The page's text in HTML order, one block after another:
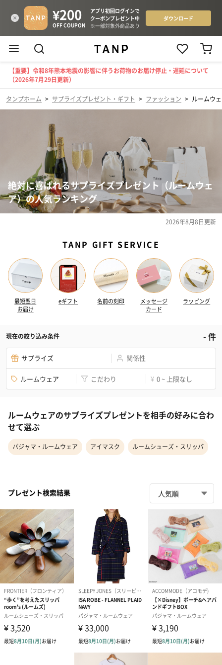
【重要】令和8年熊本地震の影響に伴うお荷物のお届け停止・遅延について
（2026年7月29日更新）
タンプホーム > サプライズプレゼント・ギフト > ファッション > ルームウ
絶対に喜ばれるサプライズプレゼント（ルームウェ
ア）の人気ランキング
2026年8月8日更新
TANP GIFT SERVICE
最短翌日
お届け
eギフト 名前の刻印
メッセージ
カード
ラッピング
現在の絞り込み条件 -件
サプライズ 関係性
ルームウェア こだわり ¥ 0 ~ 上限なし
ルームウェアのサプライズプレゼントを相手の好みに合わ
せて選ぶ
パジャマ・ルームウェア アイマスク ルームシューズ・スリッパ
プレゼント検索結果